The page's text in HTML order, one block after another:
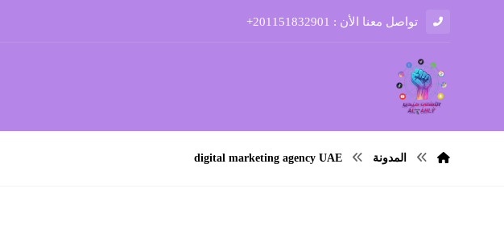
تواصل معنا الأن : 201151832901+
المدونة digital marketing agency UAE